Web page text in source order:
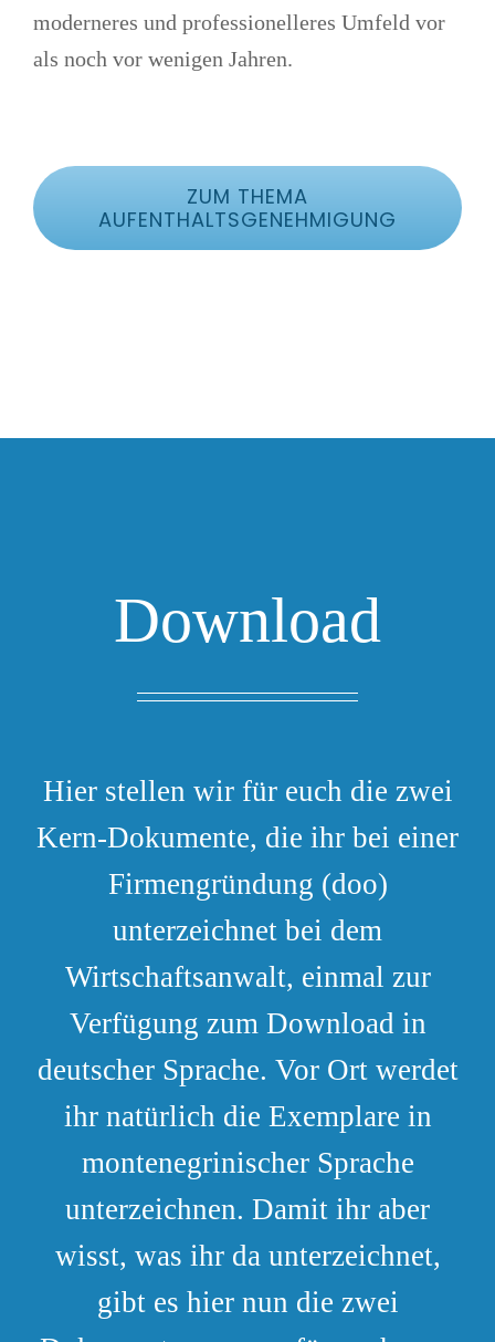
moderneres und professionelleres Umfeld vor
als noch vor wenigen Jahren.
ZUM THEMA
AUFENTHALTSGENEHMIGUNG
Download
Hier stellen wir für euch die zwei
Kern-Dokumente, die ihr bei einer
Firmengründung (doo)
unterzeichnet bei dem
Wirtschaftsanwalt, einmal zur
Verfügung zum Download in
deutscher Sprache. Vor Ort werdet
ihr natürlich die Exemplare in
montenegrinischer Sprache
unterzeichnen. Damit ihr aber
wisst, was ihr da unterzeichnet,
gibt es hier nun die zwei